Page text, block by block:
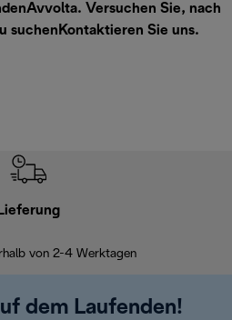
Versuchen Sie, nach
suchen Kontaktieren Sie uns.
Lieferung
von 2-4 Werktagen
dem Laufenden!